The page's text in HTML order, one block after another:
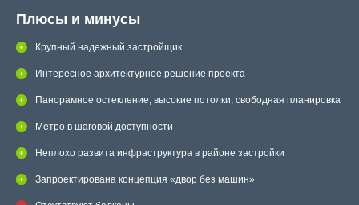
Плюсы и минусы
Крупный надежный застройщик
Интересное архитектурное решение проекта
Панорамное остекление, высокие потолки, свободная планировка
Метро в шаговой доступности
Неплохо развита инфраструктура в районе застройки
Запроектирована концепция «двор без машин»